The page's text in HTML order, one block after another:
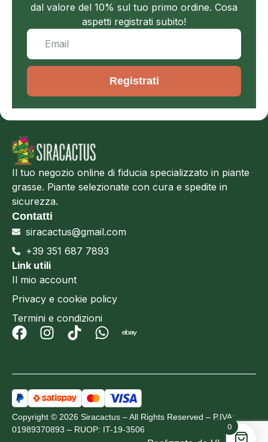
dal valore del 10% sul tuo primo ordine. Cosa
aspetti registrati subito!
Registrati
Il tuo negozio online di fiducia specializzato in piante
grasse. Piante selezionate con cura e spedite in
sicurezza.
Contatti
siracactus@gmail.com
+39 351 687 7893
Link utili
Il mio account
Privacy e cookie policy
Termini e condizioni
Copyright © 2026 Siracactus – All Rights Reserved – P.IVA:
01989370893 – RUOP: IT-19-3506
0